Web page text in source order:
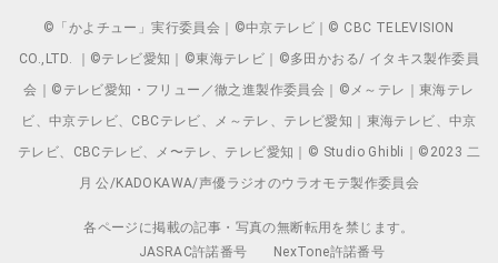
©「かよチュー」実行委員会｜©中京テレビ｜© CBC TELEVISION
CO.,LTD. ｜©テレビ愛知｜©東海テレビ｜©多田かおる/ イタキス製作委員
会｜©テレビ愛知・フリュー／徹之進製作委員会｜©メ～テレ｜東海テレ
ビ、中京テレビ、CBCテレビ、メ～テレ、テレビ愛知｜東海テレビ、中京
テレビ、CBCテレビ、メ〜テレ、テレビ愛知｜© Studio Ghibli｜©2023 二
月 公/KADOKAWA/声優ラジオのウラオモテ製作委員会
各ページに掲載の記事・写真の無断転用を禁じます。
JASRAC許諾番号
NexTone許諾番号